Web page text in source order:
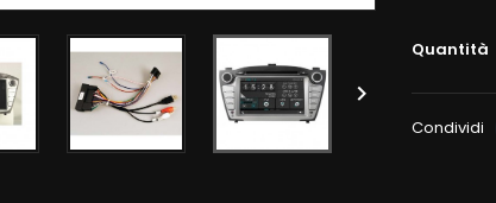

Quantità
Condividi